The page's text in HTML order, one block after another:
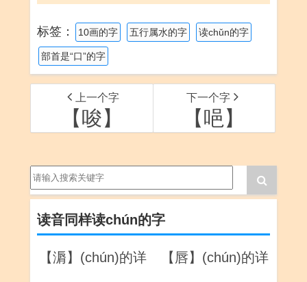
标签： 10画的字 五行属水的字 读chǔn的字
部首是“口”的字
上一个字
【唆】
下一个字
【唈】
读音同样读chún的字
【漘】(chún)的详
【唇】(chún)的详